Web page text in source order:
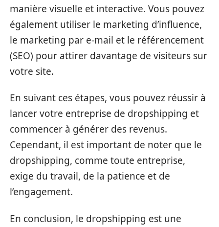
manière visuelle et interactive. Vous pouvez
également utiliser le marketing d’influence,
le marketing par e-mail et le référencement
(SEO) pour attirer davantage de visiteurs sur
votre site.
En suivant ces étapes, vous pouvez réussir à
lancer votre entreprise de dropshipping et
commencer à générer des revenus.
Cependant, il est important de noter que le
dropshipping, comme toute entreprise,
exige du travail, de la patience et de
l’engagement.
En conclusion, le dropshipping est une